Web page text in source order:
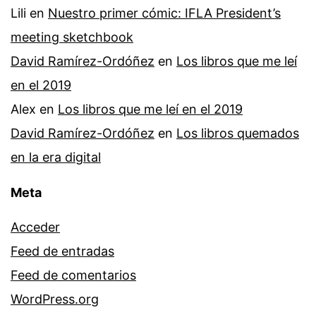
Lili en Nuestro primer cómic: IFLA President’s
meeting sketchbook
David Ramírez-Ordóñez en Los libros que me leí
en el 2019
Alex en Los libros que me leí en el 2019
David Ramírez-Ordóñez en Los libros quemados
en la era digital
Meta
Acceder
Feed de entradas
Feed de comentarios
WordPress.org